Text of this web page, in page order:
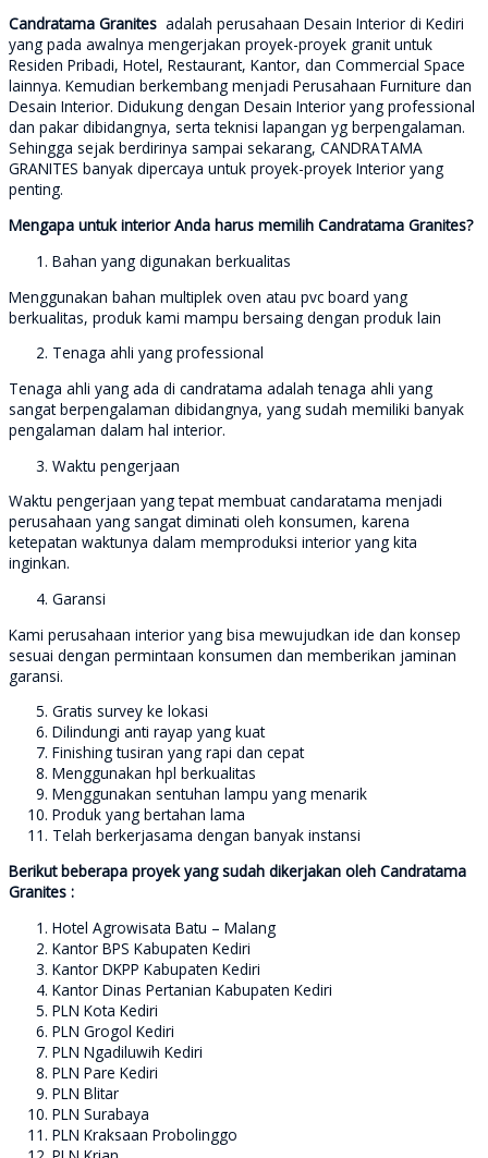
Candratama Granites adalah perusahaan Desain Interior di Kediri
yang pada awalnya mengerjakan proyek-proyek granit untuk
Residen Pribadi, Hotel, Restaurant, Kantor, dan Commercial Space
lainnya. Kemudian berkembang menjadi Perusahaan Furniture dan
Desain Interior. Didukung dengan Desain Interior yang professional
dan pakar dibidangnya, serta teknisi lapangan yg berpengalaman.
Sehingga sejak berdirinya sampai sekarang, CANDRATAMA
GRANITES banyak dipercaya untuk proyek-proyek Interior yang
penting.
Mengapa untuk interior Anda harus memilih Candratama Granites?
Bahan yang digunakan berkualitas
Menggunakan bahan multiplek oven atau pvc board yang
berkualitas, produk kami mampu bersaing dengan produk lain
Tenaga ahli yang professional
Tenaga ahli yang ada di candratama adalah tenaga ahli yang
sangat berpengalaman dibidangnya, yang sudah memiliki banyak
pengalaman dalam hal interior.
Waktu pengerjaan
Waktu pengerjaan yang tepat membuat candaratama menjadi
perusahaan yang sangat diminati oleh konsumen, karena
ketepatan waktunya dalam memproduksi interior yang kita
inginkan.
Garansi
Kami perusahaan interior yang bisa mewujudkan ide dan konsep
sesuai dengan permintaan konsumen dan memberikan jaminan
garansi.
Gratis survey ke lokasi
Dilindungi anti rayap yang kuat
Finishing tusiran yang rapi dan cepat
Menggunakan hpl berkualitas
Menggunakan sentuhan lampu yang menarik
Produk yang bertahan lama
Telah berkerjasama dengan banyak instansi
Berikut beberapa proyek yang sudah dikerjakan oleh Candratama
Granites :
Hotel Agrowisata Batu – Malang
Kantor BPS Kabupaten Kediri
Kantor DKPP Kabupaten Kediri
Kantor Dinas Pertanian Kabupaten Kediri
PLN Kota Kediri
PLN Grogol Kediri
PLN Ngadiluwih Kediri
PLN Pare Kediri
PLN Blitar
PLN Surabaya
PLN Kraksaan Probolinggo